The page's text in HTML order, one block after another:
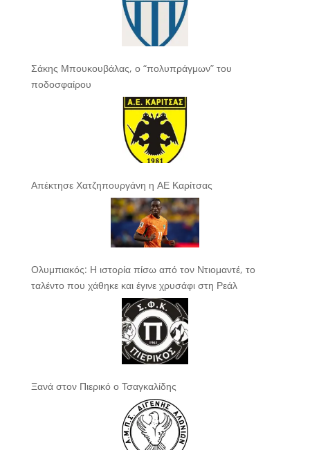
Σάκης Μπουκουβάλας, ο “πολυπράγμων” του
ποδοσφαίρου
Απέκτησε Χατζηπουργάνη η ΑΕ Καρίτσας
Ολυμπιακός: Η ιστορία πίσω από τον Ντιομαντέ, το
ταλέντο που χάθηκε και έγινε χρυσάφι στη Ρεάλ
Ξανά στον Πιερικό ο Τσαγκαλίδης